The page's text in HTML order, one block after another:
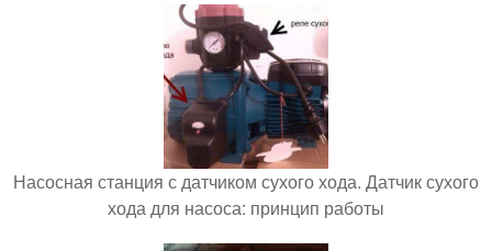
Насосная станция с датчиком сухого хода. Датчик сухого
хода для насоса: принцип работы